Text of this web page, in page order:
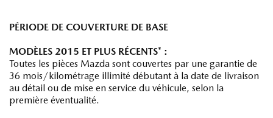
PÉRIODE DE COUVERTURE DE BASE
MODÈLES 2015 ET PLUS RÉCENTS* :
Toutes les pièces Mazda sont couvertes par une garantie de
36 mois/kilométrage illimité débutant à la date de livraison
au détail ou de mise en service du véhicule, selon la
première éventualité.